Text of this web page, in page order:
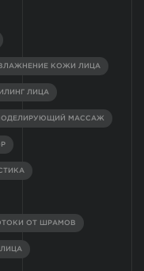
КОЖИ ЛИЦА
ЛИЦА
МАССАЖ
ОТ ШРАМОВ